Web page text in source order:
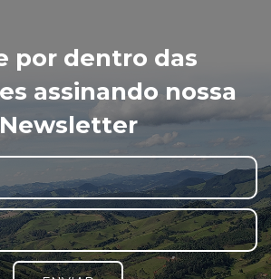
por dentro das
assinando nossa
Newsletter